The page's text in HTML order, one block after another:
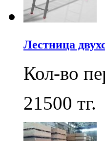
Лестница
Кол-во
21500 тг.